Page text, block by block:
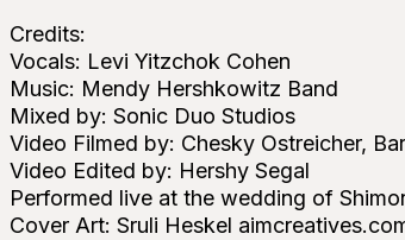
Credits:
Vocals: Levi Yitzchok Cohen
Music: Mendy Hershkowitz Band
Mixed by: Sonic Duo Studios
Video Filmed by: Chesky Ostreicher,
Video Edited by: Hershy Segal
Performed live at the wedding of
Cover Art: Sruli Heskel